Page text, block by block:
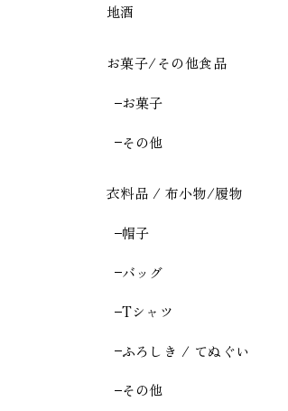
地酒
お菓子/その他食品
お菓子
その他
衣料品 / 布小物/履物
帽子
バッグ
Tシャツ
ふろしき / てぬぐい
その他